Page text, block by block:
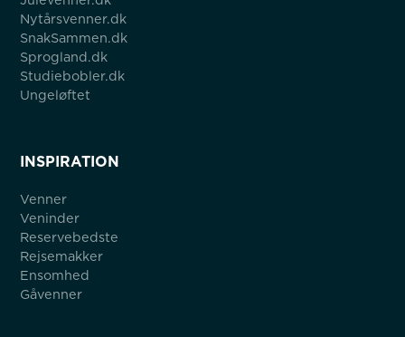
Nytårsvenner.dk
SnakSammen.dk
Sprogland.dk
Studiebobler.dk
Ungeløftet
INSPIRATION
Venner
Veninder
Reservebedste
Rejsemakker
Ensomhed
Gåvenner